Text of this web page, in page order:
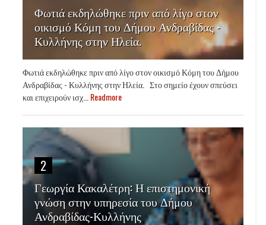
Φωτιά εκδηλώθηκε πριν από λίγο στον
οικισμό Κόμη του Δήμου Ανδραβίδας -
Κυλλήνης στην Ηλεία.
Φωτιά εκδηλώθηκε πριν από λίγο στον οικισμό Κόμη του Δήμου
Ανδραβίδας - Κυλλήνης στην Ηλεία. Στο σημείο έχουν σπεύσει
και επιχειρούν ισχ... Readmore
2
Γεωργία Κακαλέτρη: Η επιστημονική
γνώση στην υπηρεσία του Δήμου
Ανδραβίδας-Κυλλήνης